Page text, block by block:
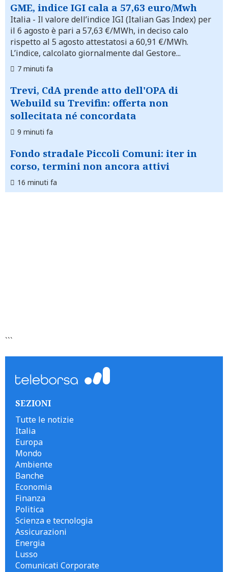
GME, indice IGI cala a 57,63 euro/Mwh
Italia - Il valore dell’indice IGI (Italian Gas Index) per
il 6 agosto è pari a 57,63 €/MWh, in deciso calo
rispetto al 5 agosto attestatosi a 60,91 €/MWh.
L’indice, calcolato giornalmente dal Gestore...
7 minuti fa
Trevi, CdA prende atto dell'OPA di
Webuild su Trevifin: offerta non
sollecitata né concordata
9 minuti fa
Fondo stradale Piccoli Comuni: iter in
corso, termini non ancora attivi
16 minuti fa
```
SEZIONI
Tutte le notizie
Italia
Europa
Mondo
Ambiente
Banche
Economia
Finanza
Politica
Scienza e tecnologia
Assicurazioni
Energia
Lusso
Comunicati Corporate